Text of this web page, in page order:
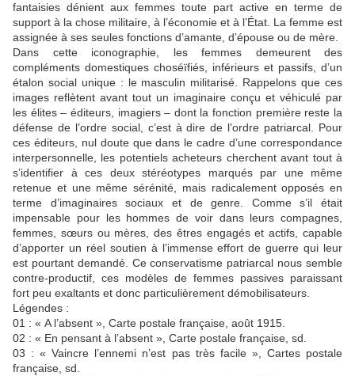
fantaisies dénient aux femmes toute part active en terme de
support à la chose militaire, à l’économie et à l’État. La femme est
assignée à ses seules fonctions d’amante, d’épouse ou de mère.
Dans cette iconographie, les femmes demeurent des
compléments domestiques choséïfiés, inférieurs et passifs, d’un
étalon social unique : le masculin militarisé. Rappelons que ces
images reflètent avant tout un imaginaire conçu et véhiculé par
les élites – éditeurs, imagiers – dont la fonction première reste la
défense de l’ordre social, c’est à dire de l’ordre patriarcal. Pour
ces éditeurs, nul doute que dans le cadre d’une correspondance
interpersonnelle, les potentiels acheteurs cherchent avant tout à
s’identifier à ces deux stéréotypes marqués par une même
retenue et une même sérénité, mais radicalement opposés en
terme d’imaginaires sociaux et de genre. Comme s’il était
impensable pour les hommes de voir dans leurs compagnes,
femmes, sœurs ou mères, des êtres engagés et actifs, capable
d’apporter un réel soutien à l’immense effort de guerre qui leur
est pourtant demandé. Ce conservatisme patriarcal nous semble
contre-productif, ces modèles de femmes passives paraissant
fort peu exaltants et donc particulièrement démobilisateurs.
Légendes :
01 : « A l’absent », Carte postale française, août 1915.
02 : « En pensant à l’absent », Carte postale française, sd.
03 : « Vaincre l’ennemi n’est pas très facile », Cartes postale
française, sd.